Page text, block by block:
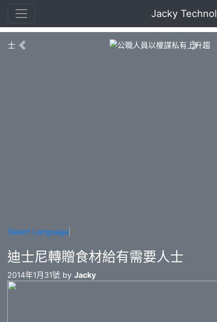
Jacky
Select Language
迪士尼轉贈食材給有需要人士
2014年1月31號 by Jacky